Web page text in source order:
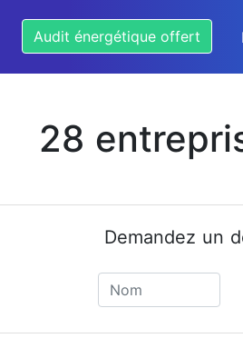
Audit énergétique offert
28
Demandez un